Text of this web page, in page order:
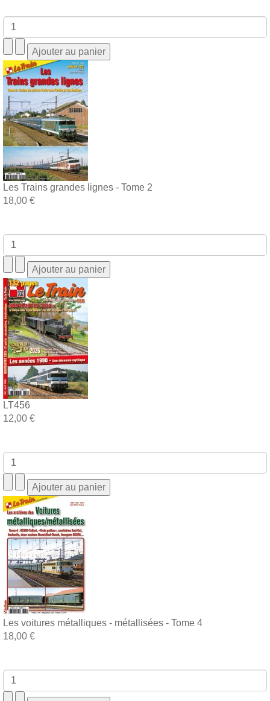
Les Trains grandes lignes - Tome 2
18,00 €
LT456
12,00 €
Les voitures métalliques - métallisées - Tome 4
18,00 €